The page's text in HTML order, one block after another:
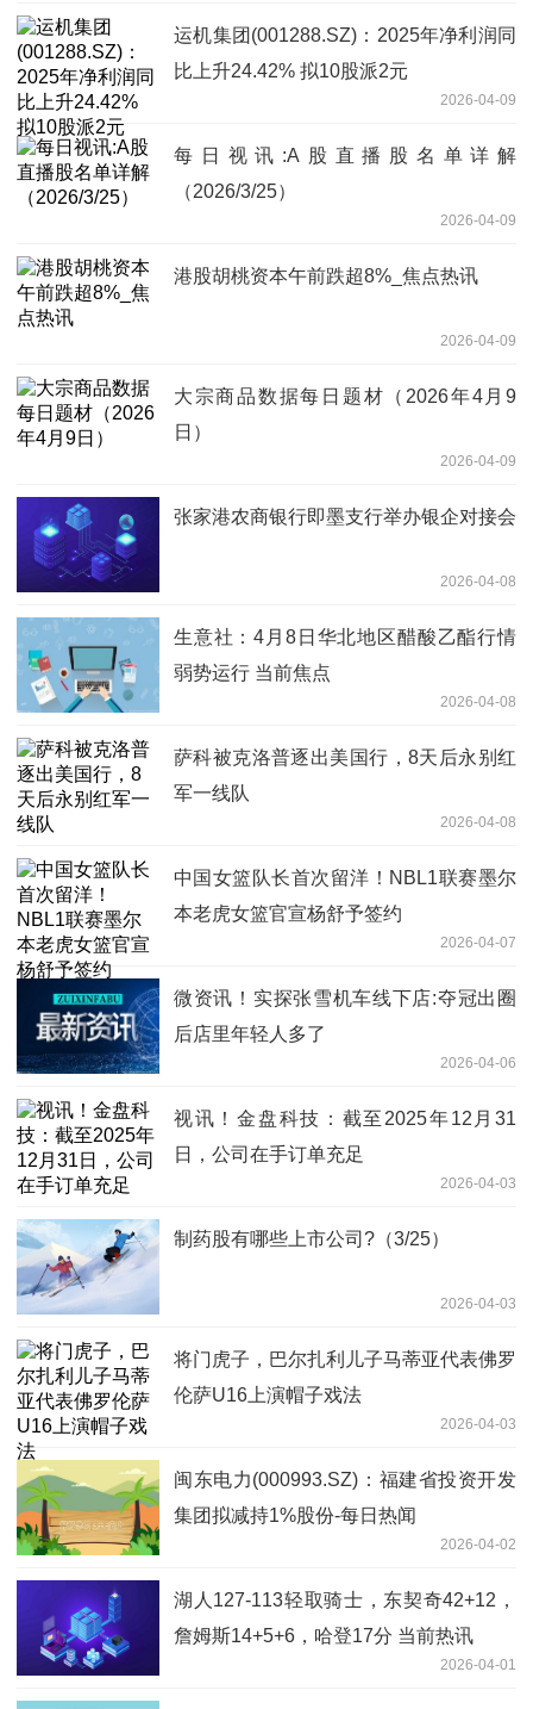
运机集团(001288.SZ)：2025年净利润同
比上升24.42% 拟10股派2元
2026-04-09
每日视讯:A股直播股名单详解
（2026/3/25）
2026-04-09
港股胡桃资本午前跌超8%_焦点热讯
2026-04-09
大宗商品数据每日题材（2026年4月9
日）​
2026-04-09
张家港农商银行即墨支行举办银企对接会
2026-04-08
生意社：4月8日华北地区醋酸乙酯行情
弱势运行 当前焦点
2026-04-08
萨科被克洛普逐出美国行，8天后永别红
军一线队
2026-04-08
中国女篮队长首次留洋！NBL1联赛墨尔
本老虎女篮官宣杨舒予签约
2026-04-07
微资讯！实探张雪机车线下店:夺冠出圈
后店里年轻人多了
2026-04-06
视讯！金盘科技：截至2025年12月31
日，公司在手订单充足
2026-04-03
制药股有哪些上市公司?（3/25）
2026-04-03
将门虎子，巴尔扎利儿子马蒂亚代表佛罗
伦萨U16上演帽子戏法
2026-04-03
闽东电力(000993.SZ)：福建省投资开发
集团拟减持1%股份-每日热闻
2026-04-02
湖人127-113轻取骑士，东契奇42+12，
詹姆斯14+5+6，哈登17分 当前热讯
2026-04-01